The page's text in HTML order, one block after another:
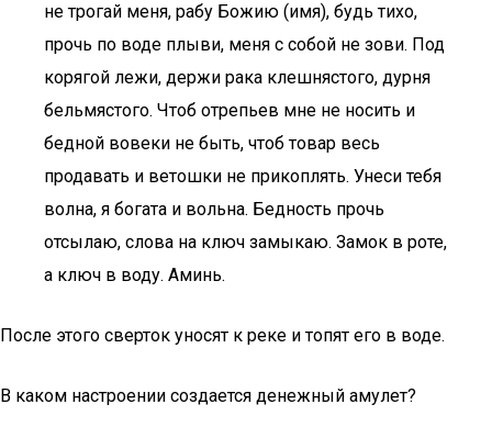
не трогай меня, рабу Божию (имя), будь тихо,
прочь по воде плыви, меня с собой не зови. Под
корягой лежи, держи рака клешнястого, дурня
бельмястого. Чтоб отрепьев мне не носить и
бедной вовеки не быть, чтоб товар весь
продавать и ветошки не прикоплять. Унеси тебя
волна, я богата и вольна. Бедность прочь
отсылаю, слова на ключ замыкаю. Замок в роте,
а ключ в воду. Аминь.
После этого сверток уносят к реке и топят его в воде.
В каком настроении создается денежный амулет?